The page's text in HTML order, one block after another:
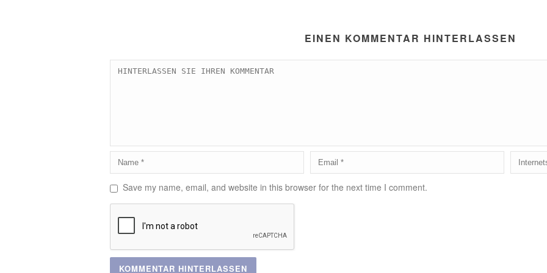
EINEN KOMMENTAR HINTERLASSEN
Save my name, email, and website in this browser for the next time I comment.